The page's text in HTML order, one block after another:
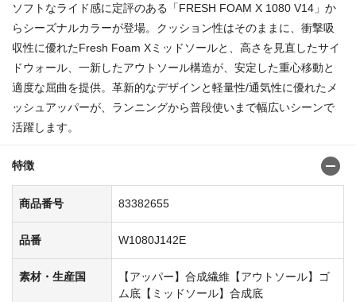
ソフトなライド感に定評のある「FRESH FOAM X 1080 V14」か
らシーズナルカラーが登場。クッション性はそのままに、衝撃吸
収性に優れたFresh Foam Xミッドソールと、高さを見直したサイ
ドウォール、一新したアウトソール構造が、安定した重心移動と
適度な屈曲を提供。革新的なデザインと軽量性/通気性に優れたメ
ッシュアッパーが、ランニングから普段使いまで幅広いシーンで
活躍します。
特徴
商品番号 83382655
品番 W1080J142E
素材・生産国
【アッパー】合成繊維【アウトソール】ゴ
ム底【ミッドソール】合成底